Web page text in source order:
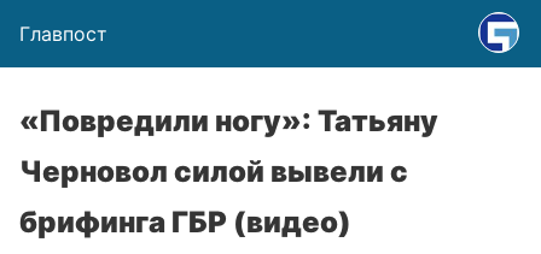
Главпост
«Повредили ногу»: Татьяну
Черновол силой вывели с
брифинга ГБР (видео)